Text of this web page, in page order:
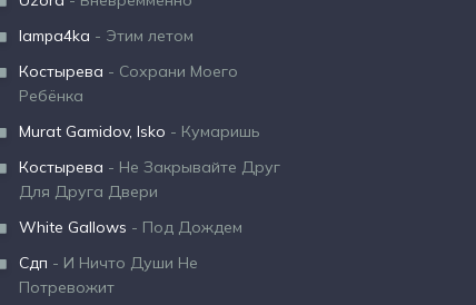
lampa4ka - Этим летом
Костырева - Сохрани Моего
Ребёнка
Murat Gamidov, Isko - Кумаришь
Костырева - Не Закрывайте Друг
Для Друга Двери
White Gallows - Под Дождем
Сдп - И Ничто Души Не
Потревожит